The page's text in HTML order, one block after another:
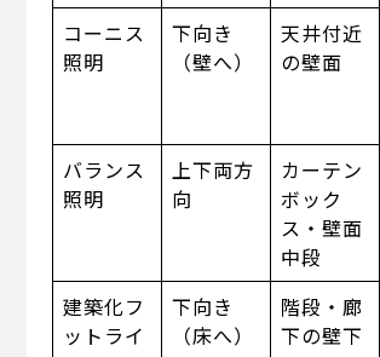
コーニス
照明
下向き
（壁へ）
天井付近
の壁面
バランス
照明
上下両方
向
カーテン
ボック
ス・壁面
中段
建築化フ
ットライ
下向き
（床へ）
階段・廊
下の壁下